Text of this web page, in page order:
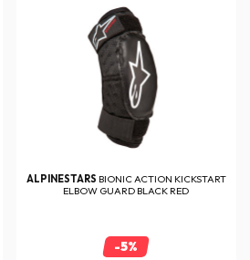
ALPINESTARS BIONIC ACTION KICKSTART
ELBOW GUARD BLACK RED
-5%